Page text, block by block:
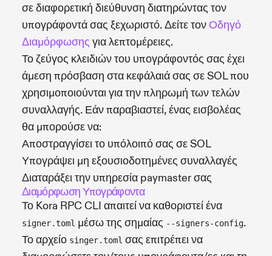
σε διαφορετική διεύθυνση διατηρώντας τον
υπογράφοντά σας ξεχωριστό. Δείτε τον Οδηγό
Διαμόρφωσης για λεπτομέρειες.
Το ζεύγος κλειδιών του υπογράφοντός σας έχει
άμεση πρόσβαση στα κεφάλαιά σας σε SOL που
χρησιμοποιούνται για την πληρωμή των τελών
συναλλαγής. Εάν παραβιαστεί, ένας εισβολέας
θα μπορούσε να:
Αποστραγγίσει το υπόλοιπό σας σε SOL
Υπογράψει μη εξουσιοδοτημένες συναλλαγές
Διαταράξει την υπηρεσία paymaster σας
Διαμόρφωση Υπογράφοντα
Το Kora RPC CLI απαιτεί να καθοριστεί ένα
signer.toml μέσω της σημαίας --signers-config.
Το αρχείο singer.toml σας επιτρέπει να